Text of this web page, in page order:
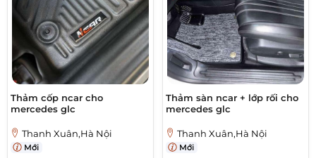
Thảm cốp ncar cho
mercedes glc
Thanh Xuân,Hà Nội
Mới
Thảm sàn ncar + lớp rối cho
mercedes glc
Thanh Xuân,Hà Nội
Mới